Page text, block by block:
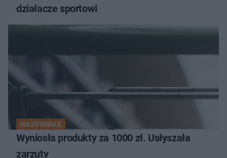
działacze sportowi
NA SYGNALE
Wyniosła produkty za 1000 zł. Usłyszała
zarzuty